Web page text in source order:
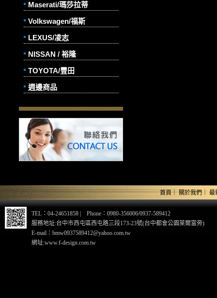
Maserati/瑪莎拉蒂
Volkswagen/福斯
LEXUS/凌志
NISSAN / 裕隆
TOYOTA/豐田
週邊商品
首頁 關於我們 ｜最
TEL：04-24651858 | Phone：0980-356006/0937-589412
服務地址:台中市西屯區西屯路三段173-23號(台中都會公園萊爾富旁)
E-mail：bmw0937589412@yahoo.com.tw
網址:www.f-design.com.tw